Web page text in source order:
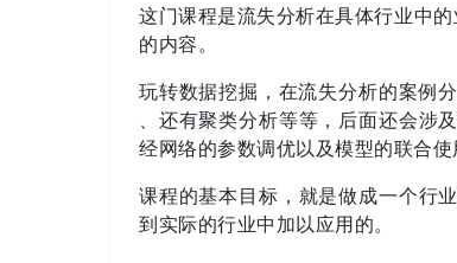
这门课程是流失分析在具体行业中
的内容。
玩转数据挖掘，在流失分析的案例
、还有聚类分析等等，后面还会涉
经网络的参数调优以及模型的联合使
课程的基本目标，就是做成一个行
到实际的行业中加以应用的。